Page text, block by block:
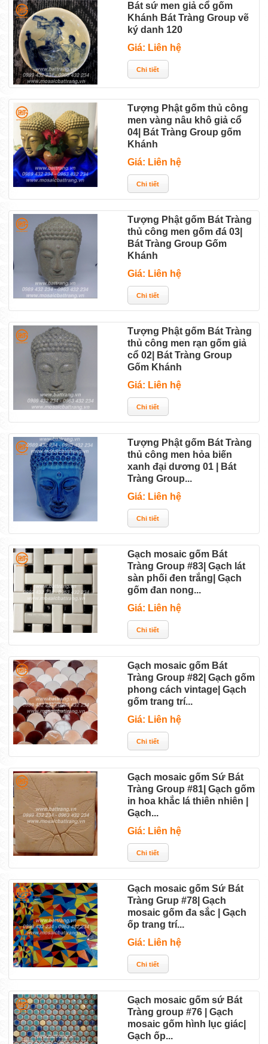
Bát sứ men giả cổ gốm
Khánh Bát Tràng Group vẽ
ký danh 120
Giá: Liên hệ
Tượng Phật gốm thủ công
men vàng nâu khô giả cổ
04| Bát Tràng Group gốm
Khánh
Giá: Liên hệ
Tượng Phật gốm Bát Tràng
thủ công men gốm đá 03|
Bát Tràng Group Gốm
Khánh
Giá: Liên hệ
Tượng Phật gốm Bát Tràng
thủ công men rạn gốm giả
cổ 02| Bát Tràng Group
Gốm Khánh
Giá: Liên hệ
Tượng Phật gốm Bát Tràng
thủ công men hỏa biến
xanh đại dương 01 | Bát
Tràng Group...
Giá: Liên hệ
Gạch mosaic gốm Bát
Tràng Group #83| Gạch lát
sàn phối đen trắng| Gạch
gốm đan nong...
Giá: Liên hệ
Gạch mosaic gốm Bát
Tràng Group #82| Gạch gốm
phong cách vintage| Gạch
gốm trang trí...
Giá: Liên hệ
Gạch mosaic gốm Sứ Bát
Tràng Group #81| Gạch gốm
in hoa khắc lá thiên nhiên |
Gạch...
Giá: Liên hệ
Gạch mosaic gốm Sứ Bát
Tràng Grup #78| Gạch
mosaic gốm đa sắc | Gạch
ốp trang trí...
Giá: Liên hệ
Gạch mosaic gốm sứ Bát
Tràng group #76 | Gạch
mosaic gốm hình lục giác|
Gạch ốp...